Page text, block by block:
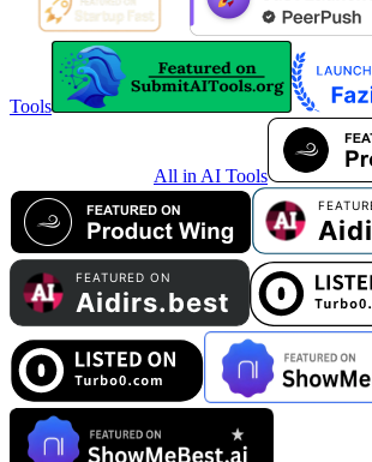
Tools
All in AI Tools